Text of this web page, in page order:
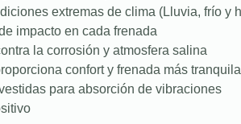
extremas de clima (Lluvia, frío y
impacto en cada frenada
la corrosión y atmosfera salina
confort y frenada más tranquila
para absorción de vibraciones